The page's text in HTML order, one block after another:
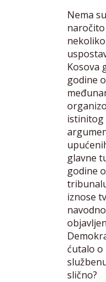
Nema
Kosova
godine
istinitog
glavne
godine
iznose
ćutalo o
slično?